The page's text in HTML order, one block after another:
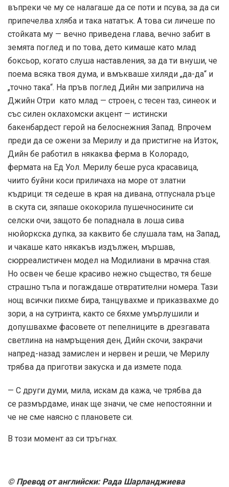
въпреки че му се налагаше да се поти и псува, за да си
припечелва хляба и така нататък. А това си личеше по
стойката му — вечно приведена глава, вечно забит в
земята поглед и по това, дето кимаше като млад
боксьор, когато слуша наставления, за да ти внуши, че
поема всяка твоя дума, и вмъкваше хиляди „да-да“ и
„точно така“. На пръв поглед Дийн ми заприлича на
Джийн Отри като млад — строен, с тесен таз, синеок и
със силен оклахомски акцент — истински
бакенбардест герой на белоснежния Запад. Впрочем
преди да се ожени за Мерилу и да пристигне на Изток,
Дийн бе работил в някаква ферма в Колорадо,
фермата на Ед Уол. Мерилу беше руса красавица,
чиито буйни коси приличаха на море от златни
къдрици: тя седеше в края на дивана, отпуснала ръце
в скута си, зяпаше ококорила пушечносините си
селски очи, защото бе попаднала в лоша сива
нюйоркска дупка, за каквито бе слушала там, на Запад,
и чакаше като някакъв издължен, мършав,
сюрреалистичен модел на Модилиани в мрачна стая.
Но освен че беше красиво нежно същество, тя беше
страшно тъпа и погаждаше отвратителни номера. Тази
нощ всички пихме бира, танцувахме и приказвахме до
зори, а на сутринта, както се бяхме умърлушили и
допушвахме фасовете от пепелниците в дрезгавата
светлина на намръщения ден, Дийн скочи, закрачи
напред-назад замислен и нервен и реши, че Мерилу
трябва да приготви закуска и да измете пода.
— С други думи, мила, искам да кажа, че трябва да
се размърдаме, инак ще значи, че сме непостоянни и
че не сме наясно с плановете си.
В този момент аз си тръгнах.
© Превод от английски: Рада Шарланджиева